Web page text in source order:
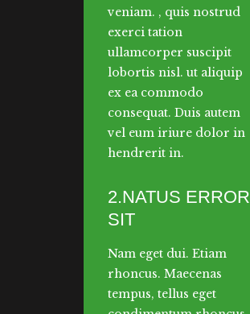
veniam. , quis nostrud
exerci tation
ullamcorper suscipit
lobortis nisl. ut aliquip
ex ea commodo
consequat. Duis autem
vel eum iriure dolor in
hendrerit in.
2.NATUS ERROR
SIT
Nam eget dui. Etiam
rhoncus. Maecenas
tempus, tellus eget